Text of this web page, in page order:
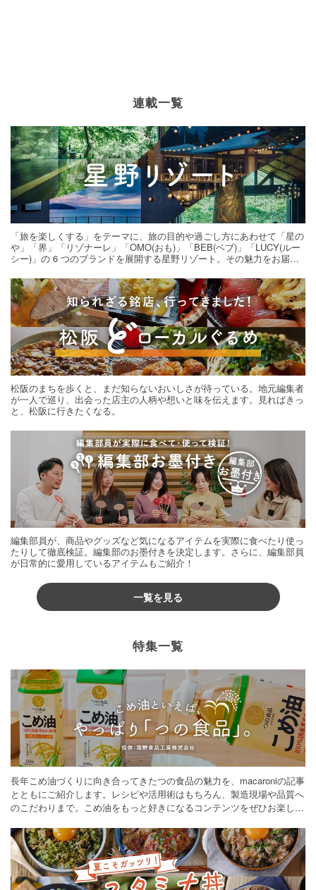
連載一覧
「旅を楽しくする」をテーマに、旅の目的や過ごし方にあわせて「星の
や」「界」「リゾナーレ」「OMO(おも)」「BEB(ベブ)」「LUCY(ルー
シー)」の 6 つのブランドを展開する星野リゾート。その魅力をお届け
松阪のまちを歩くと、まだ知らないおいしさが待っている。地元編集者
が一人で巡り、出会った店主の人柄や想いと味を伝えます。見ればきっ
と、松阪に行きたくなる。
編集部員が、商品やグッズなど気になるアイテムを実際に食べたり使っ
たりして徹底検証。編集部のお墨付きを決定します。さらに、編集部員
が日常的に愛用しているアイテムもご紹介！
一覧を見る
特集一覧
長年こめ油づくりに向き合ってきたつの食品の魅力を、macaroniの記事
とともにご紹介します。レシピや活用術はもちろん、製造現場や品質へ
のこだわりまで。こめ油をもっと好きになるコンテンツをぜひお楽しみ